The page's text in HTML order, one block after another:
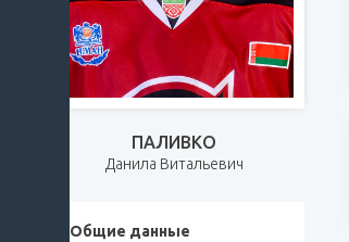
ПАЛИВКО
Данила Витальевич
Общие данные